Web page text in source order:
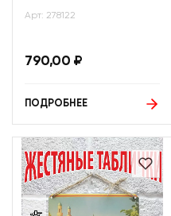
Арт: 278122
790,00 ₽
ПОДРОБНЕЕ